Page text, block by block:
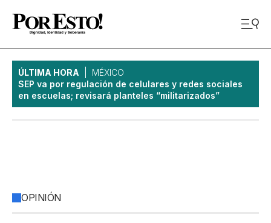
ÚLTIMA HORA
MÉXICO
SEP va por regulación de celulares y redes sociales
en escuelas; revisará planteles “militarizados”
OPINIÓN